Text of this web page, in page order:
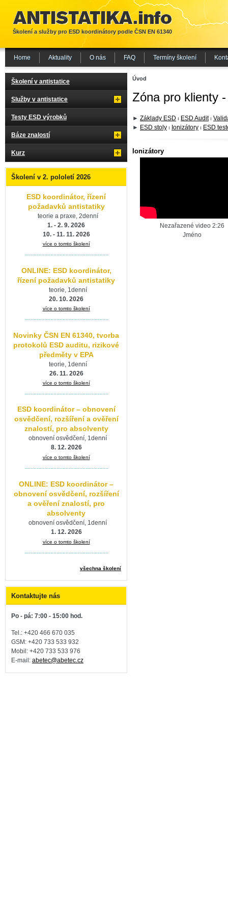
Úvod
Zóna pro klienty
► Základy ESD ⏐ ESD Audit⏐
► ESD stoly ⏐ Ionizátory ⏐ ESD
Ionizátory
Nezařazené video 2:26
Jméno
Školení v antistatice
Služby v antistatice
Testy ESD výrobků
Báze znalostí
Kurz
Školení v 2. pololetí 2026
ESD koordinátor, řízení
požadavků antistatiky
teorie a praxe, 2denní
1. - 2. 9. 2026
10. - 11. 11. 2026
více o tomto školení
.......................................................
ONLINE: ESD koordinátor,
řízení požadavků antistatiky
teorie, 1denní
20. 10. 2026
více o tomto školení
.......................................................
Novinky ČSN EN 61340, tvorba
protokolů ESD auditu, rizikové
předměty v EPA
teorie, 1denní
26. 11. 2026
více o tomto školení
ESD koordinátor – obnovení
osvědčení, rozšíření a ověření
znalostí, pro absolventy
obnovení osvědčení, 1denní
8. 12. 2026
více o tomto školení
.......................................................
ONLINE: ESD koordinátor –
obnovení osvědčení, rozšíření
a ověření znalostí, pro
absolventy
obnovení osvědčení, 1denní
1. 12. 2026
více o tomto školení
všechna školení
Kontaktujte nás
Po - pá: 7:00 - 15:00 hod.
Tel.: +420 466 670 035
GSM: +420 733 533 932
Mobil: +420 733 533 976
E-mail: abetec@abetec.cz
Školení a služby pro ESD koordinátory podle ČSN EN 61340
Home Aktuality O nás FAQ Termíny školení